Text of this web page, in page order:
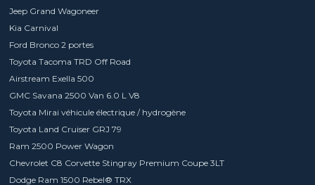
Jeep Grand Wagoneer
Kia Carnival
Ford Bronco 2 portes
Toyota Tacoma TRD Off Road
Airstream Exella 500
GMC Savana 2500 Van 6.0 L V8
Toyota Mirai véhicule électrique / hydrogène
Toyota Land Cruiser GRJ 79
Ram 2500 Power Wagon
Chevrolet C8 Corvette Stingray Premium Coupe 3LT
Dodge Ram 1500 Rebel® TRX